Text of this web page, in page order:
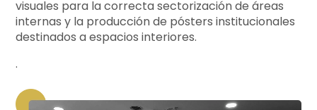
visuales para la correcta sectorización de áreas
internas y la producción de pósters institucionales
destinados a espacios interiores.
.